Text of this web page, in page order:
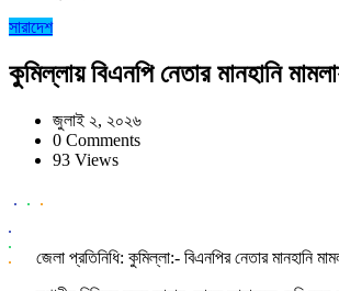
সারাদেশ
কুমিল্লায় বিএনপি নেতার মানহানি
জুলাই ২, ২০২৬
0 Comments
93 Views
জেলা প্রতিনিধি: কুমিল্লা:- বিএনপির নেতার